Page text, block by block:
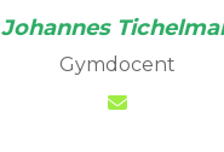
Johannes
Gymdocent